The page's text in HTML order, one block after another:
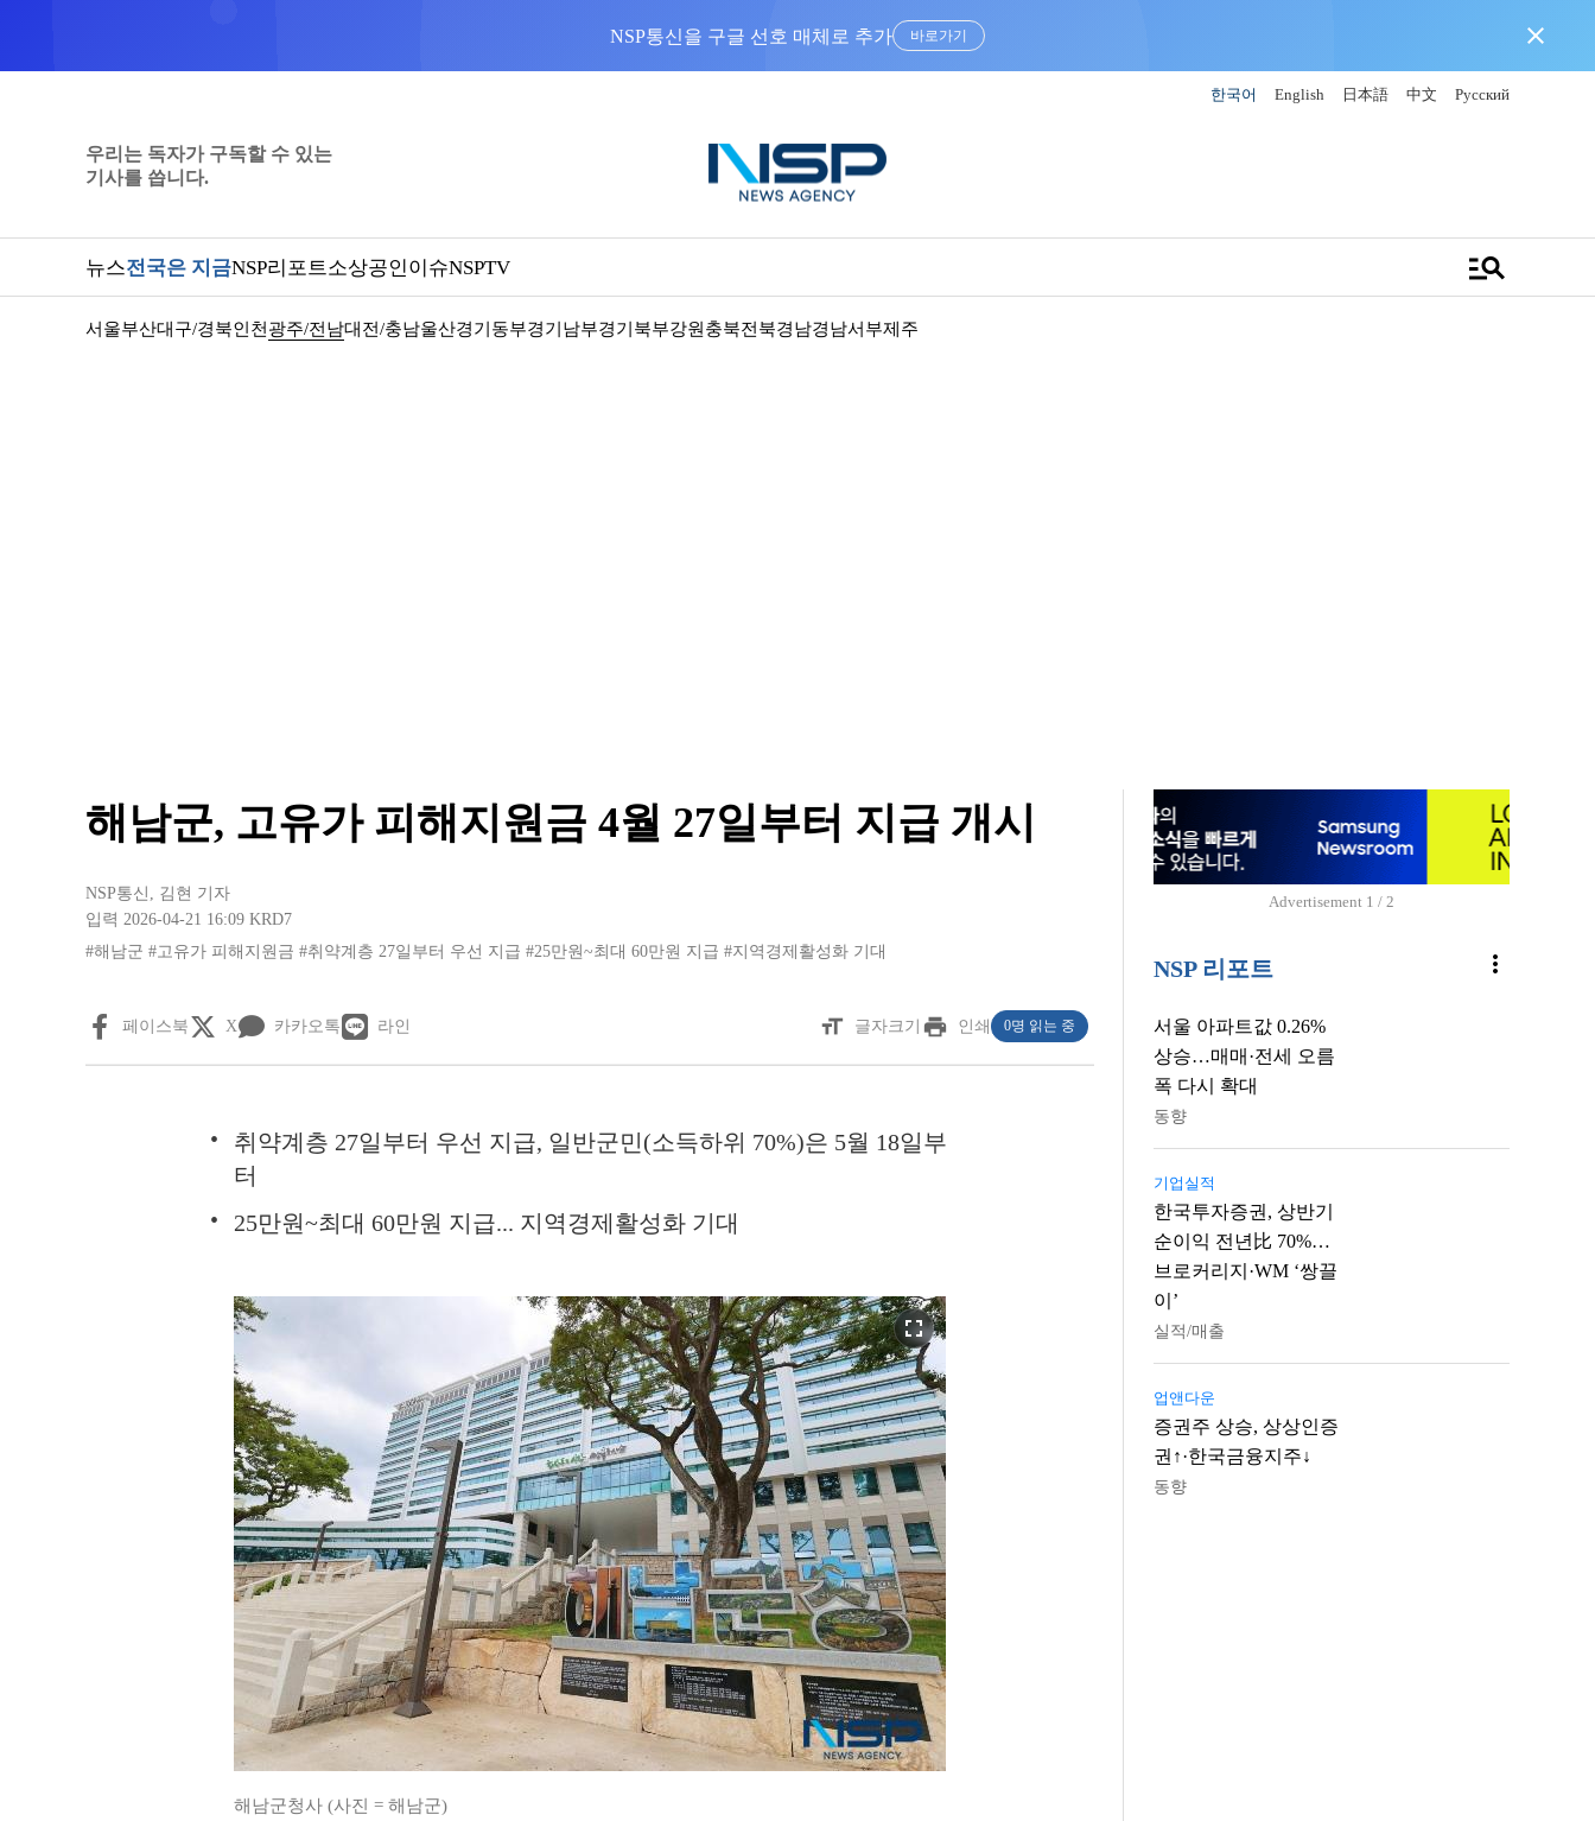
NSP통신을 구글 선호 매체로 추가 바로가기 close
한국어 English 日本語 中文 Русский
우리는 독자가 구독할 수 있는
기사를 씁니다.
뉴스전국은 지금NSP리포트소상공인이슈NSPTV manage_search
서울부산대구/경북인천 광주/전남대전/충남울산경기동부경기남부경기북부강원 충북전북경남경남서부제주
해남군, 고유가 피해지원금 4월 27일부터 지급 개시
NSP통신 , 김현 기자
입력 2026-04-21 16:09 KRD7
#해남군 #고유가 피해지원금 #취약계층 27일부터 우선 지급 #25만원~최대 60만원 지급 #지역경제활성화 기대
페이스북 X 카카오톡 라인 format_size 글자크기 print 인쇄 0명 읽는 중
취약계층 27일부터 우선 지급, 일반군민(소득하위 70%)은 5월 18일부
터
25만원~최대 60만원 지급... 지역경제활성화 기대
fullscreen
해남군청사 (사진 = 해남군)
Advertisement 1 / 2
NSP 리포트 more_vert
서울 아파트값 0.26%
상승…매매·전세 오름
폭 다시 확대
동향
기업실적
한국투자증권, 상반기
순이익 전년比 70%…
브로커리지·WM ‘쌍끌
이’
실적/매출
업앤다운
증권주 상승, 상상인증
권↑·한국금융지주↓
동향